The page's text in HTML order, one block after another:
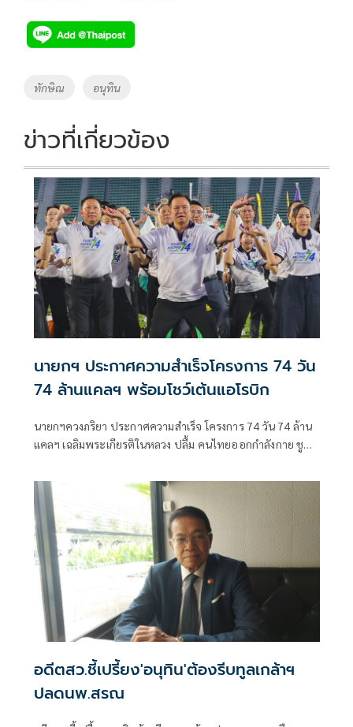
e
b
o
k
tt
er
p
y
Li
k
Tags
ทักษิณ อนุทิน
ข่าวที่เกี่ยวข้อง
นายกฯ ประกาศความสำเร็จโครงการ 74 วัน
74 ล้านแคลฯ พร้อมโชว์เต้นแอโรบิก
นายกฯควงภริยา ประกาศความสำเร็จ โครงการ 74 วัน 74 ล้าน
แคลฯ เฉลิมพระเกียรติในหลวง ปลื้ม คนไทยออกกำลังกาย ชู
สนุกสนาน
อดีตสว.ชี้เปรี้ยง'อนุทิน'ต้องรีบทูลเกล้าฯ
ปลดนพ.สรณ